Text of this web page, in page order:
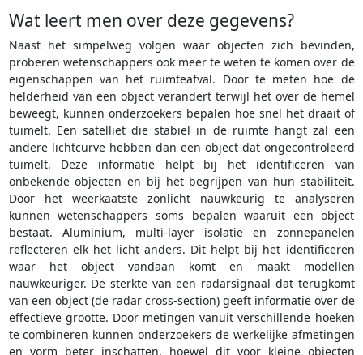
Wat leert men over deze gegevens?
Naast het simpelweg volgen waar objecten zich bevinden,
proberen wetenschappers ook meer te weten te komen over de
eigenschappen van het ruimteafval. Door te meten hoe de
helderheid van een object verandert terwijl het over de hemel
beweegt, kunnen onderzoekers bepalen hoe snel het draait of
tuimelt. Een satelliet die stabiel in de ruimte hangt zal een
andere lichtcurve hebben dan een object dat ongecontroleerd
tuimelt. Deze informatie helpt bij het identificeren van
onbekende objecten en bij het begrijpen van hun stabiliteit.
Door het weerkaatste zonlicht nauwkeurig te analyseren
kunnen wetenschappers soms bepalen waaruit een object
bestaat. Aluminium, multi-layer isolatie en zonnepanelen
reflecteren elk het licht anders. Dit helpt bij het identificeren
waar het object vandaan komt en maakt modellen
nauwkeuriger. De sterkte van een radarsignaal dat terugkomt
van een object (de radar cross-section) geeft informatie over de
effectieve grootte. Door metingen vanuit verschillende hoeken
te combineren kunnen onderzoekers de werkelijke afmetingen
en vorm beter inschatten, hoewel dit voor kleine objecten